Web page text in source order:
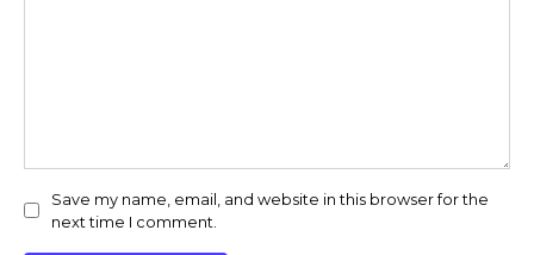
Save my name, email, and website in this browser for the
next time I comment.